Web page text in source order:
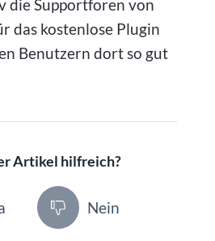
die Supportforen von
das kostenlose Plugin
Benutzern dort so gut
Artikel hilfreich?
Nein